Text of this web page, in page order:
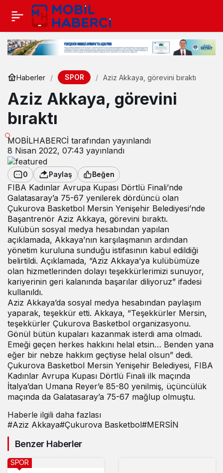
Haberler SPOR Aziz Akkaya, görevini bıraktı
Aziz Akkaya, görevini
bıraktı
MOBİLHABERCİ tarafından yayınlandı
8 Nisan 2022, 07:43 yayınlandı
0 Paylaş Beğen
FIBA Kadınlar Avrupa Kupası Dörtlü Finali’nde
Galatasaray’a 75-67 yenilerek dördüncü olan
Çukurova Basketbol Mersin Yenişehir Belediyesi’nde
Başantrenör Aziz Akkaya, görevini bıraktı.
Kulübün sosyal medya hesabından yapılan
açıklamada, Akkaya’nın karşılaşmanın ardından
yönetim kuruluna sunduğu istifasının kabul edildiği
belirtildi. Açıklamada, “Aziz Akkaya’ya kulübümüze
olan hizmetlerinden dolayı teşekkürlerimizi sunuyor,
kariyerinin geri kalanında başarılar diliyoruz” ifadesi
kullanıldı.
Aziz Akkaya’da sosyal medya hesabından paylaşım
yaparak, teşekkür etti. Akkaya, “Teşekkürler Mersin,
teşekkürler Çukurova Basketbol organizasyonu.
Gönül bütün kupaları kazanmak isterdi ama olmadı.
Emeği geçen herkes hakkını helal etsin… Benden yana
eğer bir nebze hakkım geçtiyse helal olsun” dedi.
Çukurova Basketbol Mersin Yenişehir Belediyesi, FIBA
Kadınlar Avrupa Kupası Dörtlü Finali ilk maçında
İtalya’dan Umana Reyer’e 85-80 yenilmiş, üçüncülük
maçında da Galatasaray’a 75-67 mağlup olmuştu.
Haberle ilgili daha fazlası
#Aziz Akkaya#Çukurova Basketbol#MERSİN
Benzer Haberler
SPOR